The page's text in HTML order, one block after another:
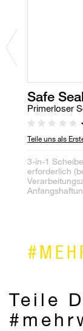
Safe
Primerloser
Teile uns als
3-in-1
erforderlich
Teile